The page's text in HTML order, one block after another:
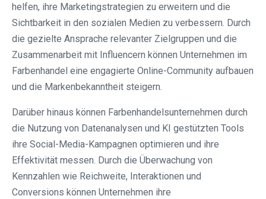
helfen, ihre Marketingstrategien zu erweitern und die
Sichtbarkeit in den sozialen Medien zu verbessern. Durch
die gezielte Ansprache relevanter Zielgruppen und die
Zusammenarbeit mit Influencern können Unternehmen im
Farbenhandel eine engagierte Online-Community aufbauen
und die Markenbekanntheit steigern.
Darüber hinaus können Farbenhandelsunternehmen durch
die Nutzung von Datenanalysen und KI gestützten Tools
ihre Social-Media-Kampagnen optimieren und ihre
Effektivität messen. Durch die Überwachung von
Kennzahlen wie Reichweite, Interaktionen und
Conversions können Unternehmen ihre